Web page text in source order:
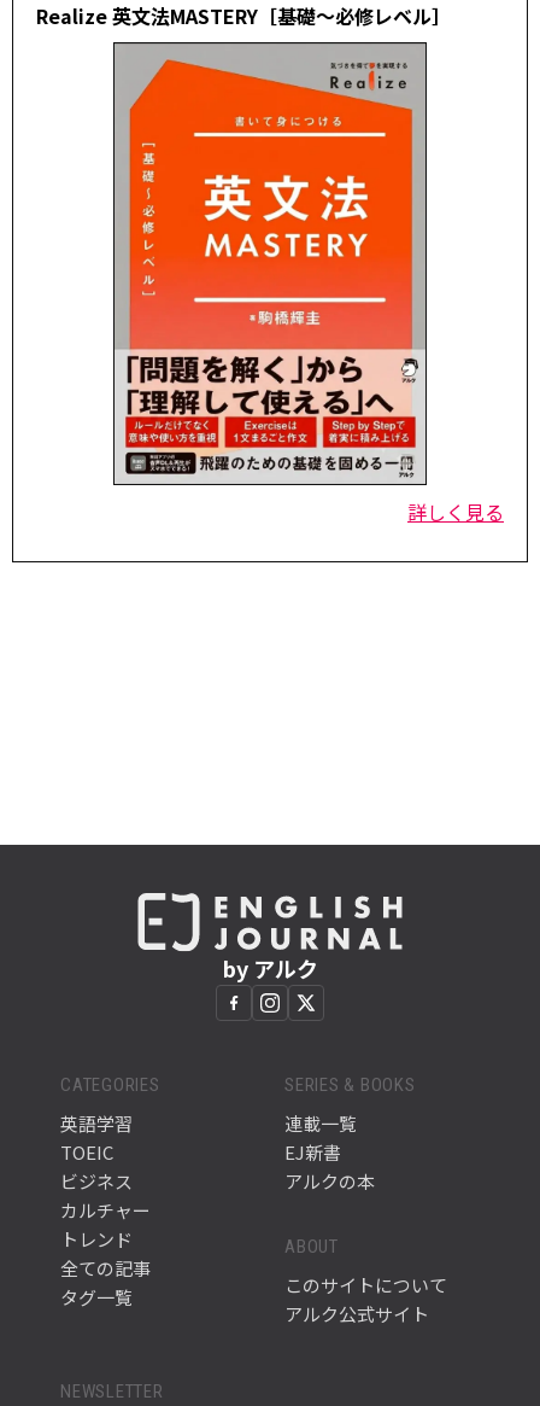
Realize 英文法MASTERY［基礎～必修レベル］
詳しく見る
by アルク
CATEGORIES
英語学習
TOEIC
ビジネス
カルチャー
トレンド
全ての記事
タグ一覧
SERIES & BOOKS
連載一覧
EJ新書
アルクの本
ABOUT
このサイトについて
アルク公式サイト
NEWSLETTER